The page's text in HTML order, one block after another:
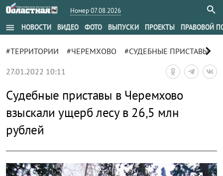
Номер 07.08.2026
menu НОВОСТИ ВИДЕО ФОТО ВЫПУСКИ ПРОЕКТЫ ПРАВОВОЙ
#ТЕРРИТОРИИ #ЧЕРЕМХОВО #СУДЕБНЫЕ ПРИСТАВЫ
chevron_right
27.01.2022 10:11
Судебные приставы в Черемхово
взыскали ущерб лесу в 26,5 млн
рублей